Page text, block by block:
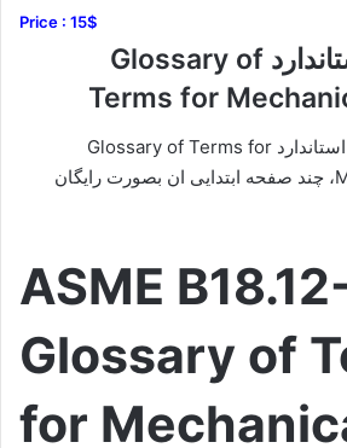
Price : 15$
دانلود رایگان استاندارد Glossary of
Terms for
برای اطمینان از کیفیت استاندارد Glossary of Terms for
Mechanical Fasteners، چند صفحه ابتدایی ان بصورت رایگان
ASME
Glossary of
for